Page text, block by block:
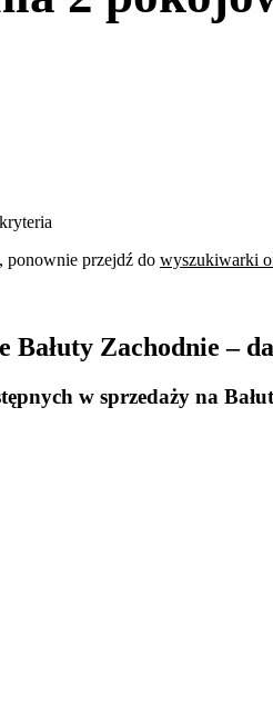
ponownie przejdź do wyszukiwarki
Bałuty Zachodnie –
w sprzedaży na